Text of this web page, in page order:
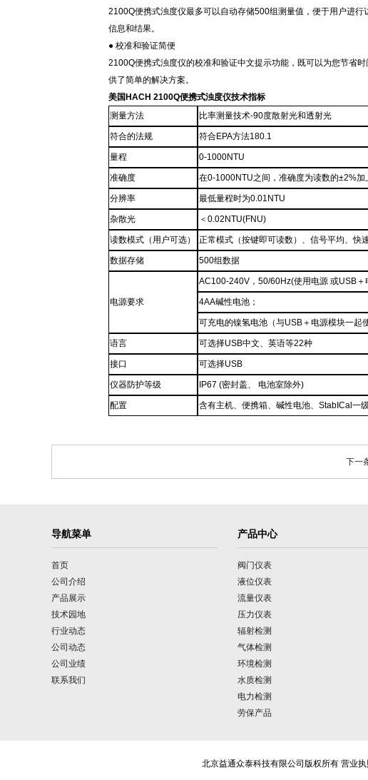
2100Q便携式浊度仪最多可以自动存储500组测量值，便于用户进行
信息和结果。
● 校准和验证简便
2100Q便携式浊度仪的校准和验证中文提示功能，既可以为您节省
供了简单的解决方案。
美国HACH 2100Q便携式浊度仪技术指标
测量方法
比率测量技术-90度散射光和透射光
符合的法规 符合EPA方法180.1
量程 0-1000NTU
准确度 在0-1000NTU之间，准确度为读数的±2%加
分辨率 最低量程时为0.01NTU
杂散光 ＜0.02NTU(FNU)
读数模式（用户可选） 正常模式（按键即可读数）、信号平均、快
数据存储 500组数据
电源要求
AC100-240V，50/60Hz(使用电源 或USB＋
4AA碱性电池；
可充电的镍氢电池（与USB＋电源模块一起
语言 可选择USB中文、英语等22种
接口 可选择USB
仪器防护等级 IP67 (密封盖、 电池室除外)
配置 含有主机、便携箱、碱性电池、StabICal一
下一
导航菜单
首页
公司介绍
产品展示
技术园地
行业动态
公司动态
公司业绩
联系我们
产品中心
阀门仪表
液位仪表
流量仪表
压力仪表
辐射检测
气体检测
环境检测
水质检测
电力检测
劳保产品
北京益通众泰科技有限公司版权所有 营业执